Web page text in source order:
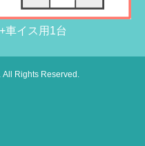
車イス用1台
Rights Reserved.